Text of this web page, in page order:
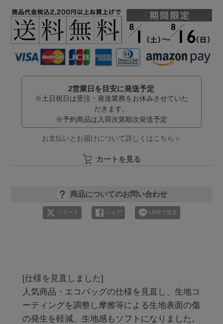
2営業日を目安に発送予定
※土日祝日は受注・発送業務をお休みさせていた
だきます。
※予約商品は入荷次第順次発送予定
お支払いとお届けについて詳しくはこちら＞
カートを見る
商品についてのお問い合わせ
ツイート シェア LINEで送る
[仕様を見直しました]
人気商品・エコバッグの仕様を見直し、生地コ
ーティングを調整し摩擦等による生地表面の傷
の発生を軽減、生地感もソフトになりました。